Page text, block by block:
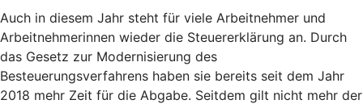
Auch in diesem Jahr steht für viele Arbeitnehmer und
Arbeitnehmerinnen wieder die Steuererklärung an. Durch
das Gesetz zur Modernisierung des
Besteuerungsverfahrens haben sie bereits seit dem Jahr
2018 mehr Zeit für die Abgabe. Seitdem gilt nicht mehr der